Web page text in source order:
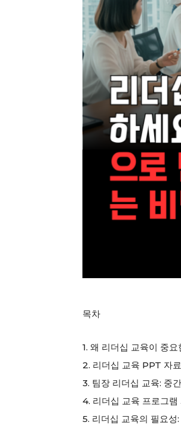
목차
1. 왜 리더십 교육이 중
2. 리더십 교육 PPT 자
3. 팀장 리더십 교육: 중
4. 리더십 교육 프로그
5. 리더십 교육의 필요